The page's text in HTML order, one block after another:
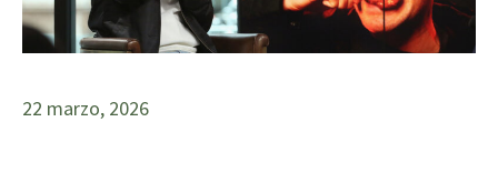
22 marzo, 2026